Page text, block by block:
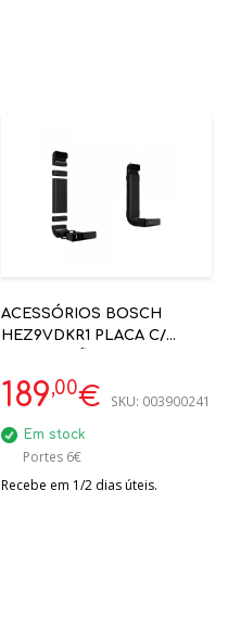
ACESSÓRIOS BOSCH
HEZ9VDKR1 PLACA C/
BANCADAS 60CM)
189,00€ SKU: 003900241
Em stock
Portes 6€
Recebe em 1/2 dias úteis.